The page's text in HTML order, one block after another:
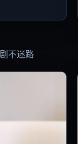
不迷路